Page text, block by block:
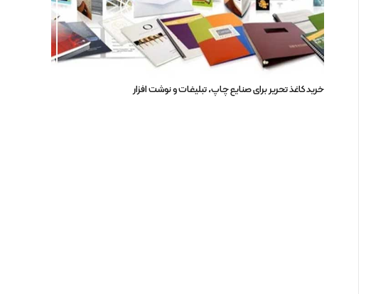
خرید کاغذ تحریر برای صنایع چاپ، تبلیغات و نوشت افزار